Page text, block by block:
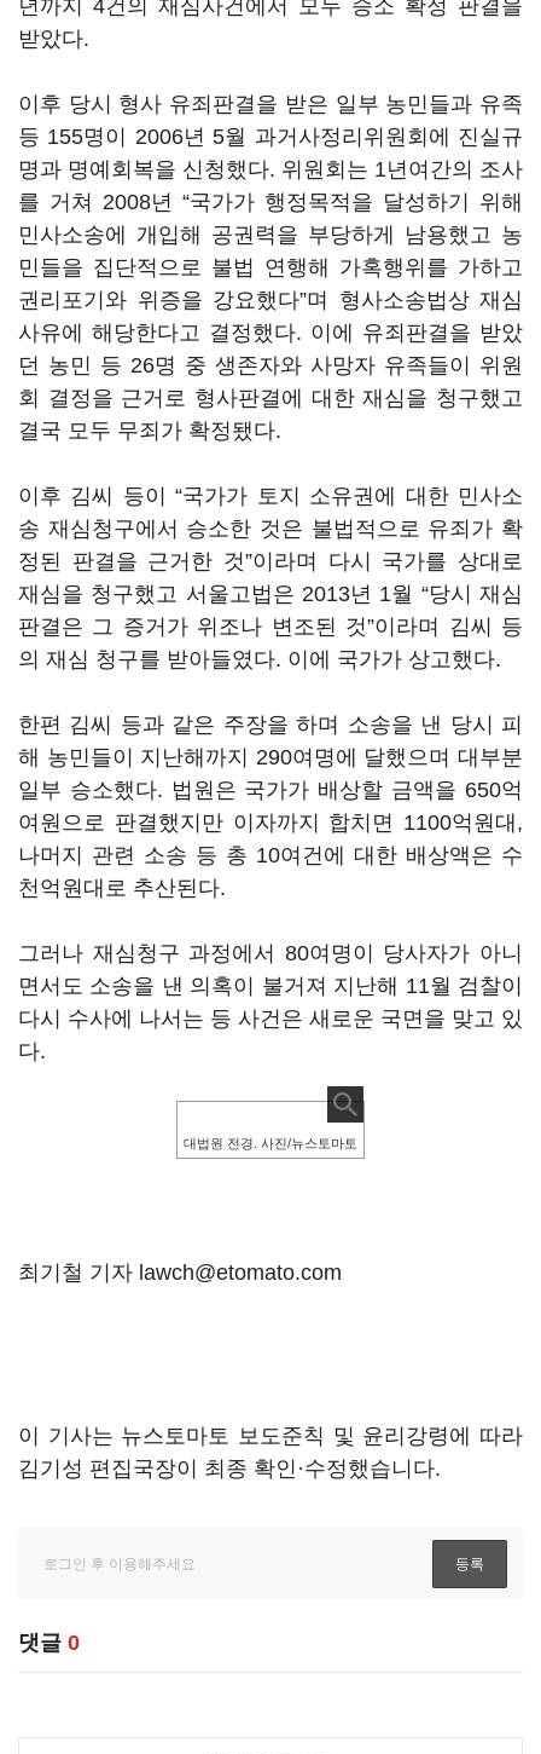
년까지 4건의 재심사건에서 모두 승소 확정 판결을
받았다.
이후 당시 형사 유죄판결을 받은 일부 농민들과 유족
등 155명이 2006년 5월 과거사정리위원회에 진실규
명과 명예회복을 신청했다. 위원회는 1년여간의 조사
를 거쳐 2008년 “국가가 행정목적을 달성하기 위해
민사소송에 개입해 공권력을 부당하게 남용했고 농
민들을 집단적으로 불법 연행해 가혹행위를 가하고
권리포기와 위증을 강요했다”며 형사소송법상 재심
사유에 해당한다고 결정했다. 이에 유죄판결을 받았
던 농민 등 26명 중 생존자와 사망자 유족들이 위원
회 결정을 근거로 형사판결에 대한 재심을 청구했고
결국 모두 무죄가 확정됐다.
이후 김씨 등이 “국가가 토지 소유권에 대한 민사소
송 재심청구에서 승소한 것은 불법적으로 유죄가 확
정된 판결을 근거한 것”이라며 다시 국가를 상대로
재심을 청구했고 서울고법은 2013년 1월 “당시 재심
판결은 그 증거가 위조나 변조된 것”이라며 김씨 등
의 재심 청구를 받아들였다. 이에 국가가 상고했다.
한편 김씨 등과 같은 주장을 하며 소송을 낸 당시 피
해 농민들이 지난해까지 290여명에 달했으며 대부분
일부 승소했다. 법원은 국가가 배상할 금액을 650억
여원으로 판결했지만 이자까지 합치면 1100억원대,
나머지 관련 소송 등 총 10여건에 대한 배상액은 수
천억원대로 추산된다.
그러나 재심청구 과정에서 80여명이 당사자가 아니
면서도 소송을 낸 의혹이 불거져 지난해 11월 검찰이
다시 수사에 나서는 등 사건은 새로운 국면을 맞고 있
다.
대법원 전경. 사진/뉴스토마토
최기철 기자 lawch@etomato.com
이 기사는 뉴스토마토 보도준칙 및 윤리강령에 따라
김기성 편집국장이 최종 확인·수정했습니다.
댓글 0